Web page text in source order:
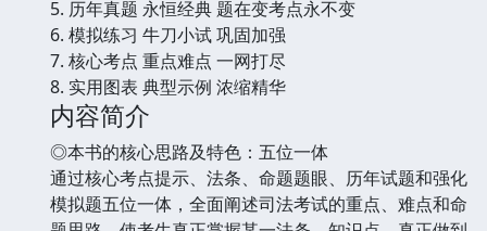
5. 历年真题 永恒经典 题在变考点永不变
6. 模拟练习 牛刀小试 巩固加强
7. 核心考点 重点难点 一网打尽
8. 实用图表 典型示例 浓缩精华
内容简介
◎本书的核心思路及特色：五位一体
通过核心考点提示、法条、命题题眼、历年试题和强化
模拟题五位一体，全面阐述司法考试的重点、难点和命